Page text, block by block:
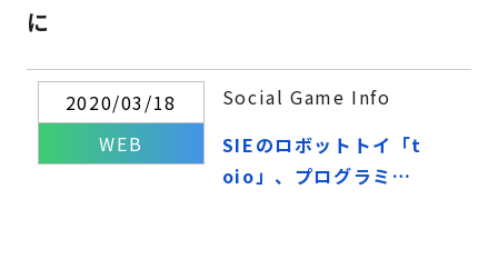
に
2020/03/18
WEB
Social Game Info
SIEのロボットトイ「t
oio」、プログラミン